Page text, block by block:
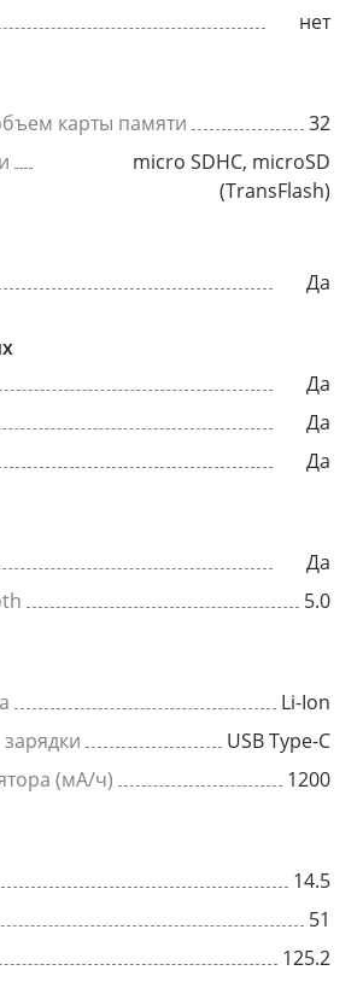
нет
карты памяти
32
micro SDHC, microSD
(TransFlash)
Да
Да
Да
Да
Да
5.0
Li-Ion
USB Type-C
(мА/ч)
1200
14.5
51
125.2